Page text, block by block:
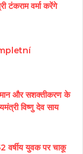
टंकराम वर्मा करेंगे
और सशक्तीकरण के
विष्णु देव साय
वर्षीय युवक पर चाकू